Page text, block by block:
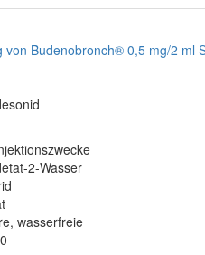
von Budenobronch® 0,5 mg/2 ml
2-Wasser
wasserfreie